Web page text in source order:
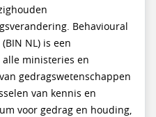
Behavioural
NL) is een
ministeries en
gedragswetenschappen
van kennis en
voor gedrag en houding,